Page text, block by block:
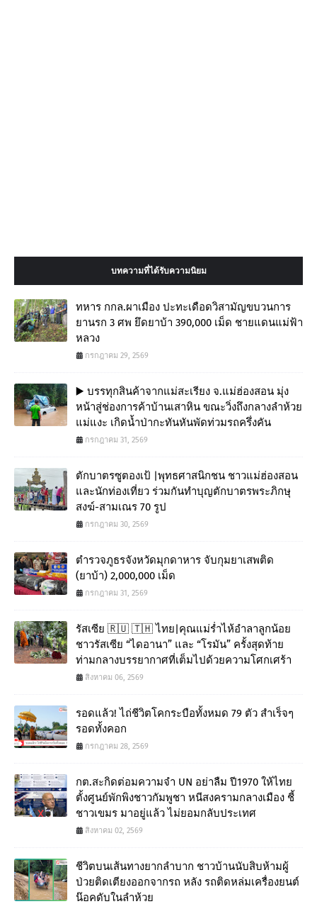
บทความที่ได้รับความนิยม
ทหาร กกล.ผาเมือง ปะทะเดือดวิสามัญขบวนการ
ยานรก 3 ศพ ยึดยาบ้า 390,000 เม็ด ชายแดนแม่ฟ้า
หลวง
กรกฎาคม 29, 2569
▶️ บรรทุกสินค้าจากแม่สะเรียง จ.แม่ฮ่องสอน มุ่ง
หน้าสู่ช่องการค้าบ้านเสาหิน ขณะวิ่งถึงกลางลำห้วย
แม่แงะ เกิดน้ำป่ากะทันหันพัดท่วมรถครึ่งคัน
กรกฎาคม 31, 2569
ตักบาตรซูตองเป้ |พุทธศาสนิกชน ชาวแม่ฮ่องสอน
และนักท่องเที่ยว ร่วมกันทำบุญตักบาตรพระภิกษุ
สงฆ์-สามเณร 70 รูป
กรกฎาคม 30, 2569
ตำรวจภูธรจังหวัดมุกดาหาร จับกุมยาเสพติด
(ยาบ้า) 2,000,000 เม็ด
กรกฎาคม 31, 2569
รัสเซีย 🇷🇺 🇹🇭 ไทย|คุณแม่ร่ำไห้อำลาลูกน้อย
ชาวรัสเซีย “ไดอานา” และ “โรมัน” ครั้งสุดท้าย
ท่ามกลางบรรยากาศที่เต็มไปด้วยความโศกเศร้า
สิงหาคม 06, 2569
รอดแล้ว! ไถ่ชีวิตโคกระบือทั้งหมด 79 ตัว สำเร็จๆ
รอดทั้งคอก
กรกฎาคม 28, 2569
กต.สะกิดต่อมความจำ UN อย่าลืม ปี1970 ให้ไทย
ตั้งศูนย์พักพิงชาวกัมพูชา หนีสงครามกลางเมือง ชี้
ชาวเขมร มาอยู่แล้ว ไม่ยอมกลับประเทศ
สิงหาคม 02, 2569
ชีวิตบนเส้นทางยากลำบาก ชาวบ้านนับสิบห้ามผู้
ป่วยติดเตียงออกจากรถ หลัง รถติดหล่มเครื่องยนต์
น๊อคดับในลำห้วย